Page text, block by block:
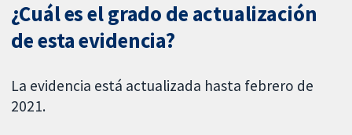
¿Cuál es el grado de actualización
de esta evidencia?
La evidencia está actualizada hasta febrero de
2021.